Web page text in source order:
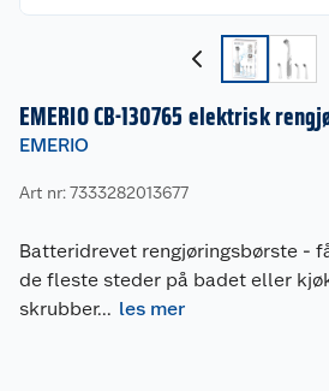
EMERIO CB-130765 elektrisk
EMERIO
Art nr: 7333282013677
Batteridrevet rengjøringsbørste -
de fleste steder på badet eller
skrubber... les mer